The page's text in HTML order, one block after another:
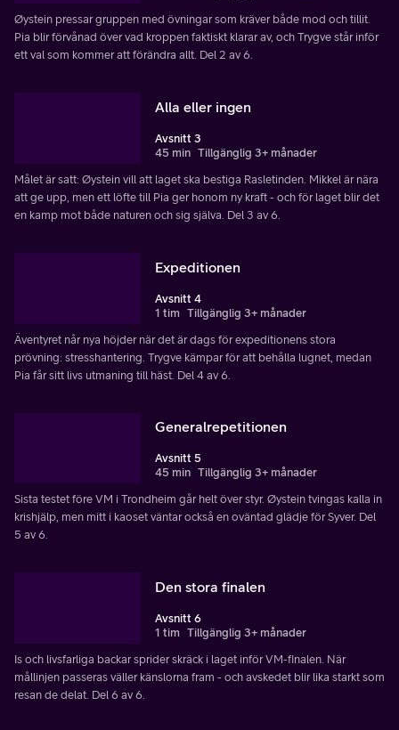
Øystein pressar gruppen med övningar som kräver både mod och tillit.
Pia blir förvånad över vad kroppen faktiskt klarar av, och Trygve står inför
ett val som kommer att förändra allt. Del 2 av 6.
Alla eller ingen
Avsnitt 3
45 min Tillgänglig 3+ månader
Målet är satt: Øystein vill att laget ska bestiga Rasletinden. Mikkel är nära
att ge upp, men ett löfte till Pia ger honom ny kraft - och för laget blir det
en kamp mot både naturen och sig själva. Del 3 av 6.
Expeditionen
Avsnitt 4
1 tim Tillgänglig 3+ månader
Äventyret når nya höjder när det är dags för expeditionens stora
prövning: stresshantering. Trygve kämpar för att behålla lugnet, medan
Pia får sitt livs utmaning till häst. Del 4 av 6.
Generalrepetitionen
Avsnitt 5
45 min Tillgänglig 3+ månader
Sista testet före VM i Trondheim går helt över styr. Øystein tvingas kalla in
krishjälp, men mitt i kaoset väntar också en oväntad glädje för Syver. Del
5 av 6.
Den stora finalen
Avsnitt 6
1 tim Tillgänglig 3+ månader
Is och livsfarliga backar sprider skräck i laget inför VM-finalen. När
mållinjen passeras väller känslorna fram - och avskedet blir lika starkt som
resan de delat. Del 6 av 6.